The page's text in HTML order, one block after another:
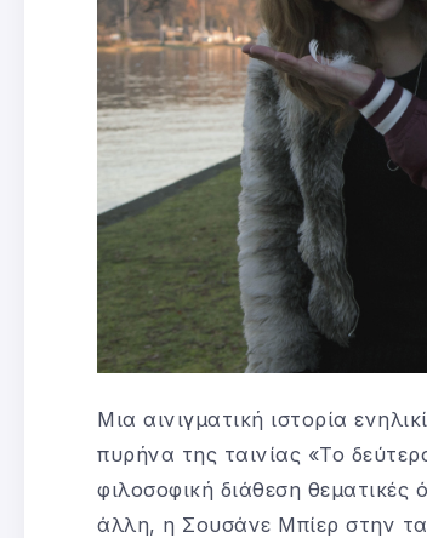
Μια αινιγματική ιστορία
πυρήνα της ταινίας «Το
φιλοσοφική διάθεση
άλλη, η Σουσάνε Μπίερ στην